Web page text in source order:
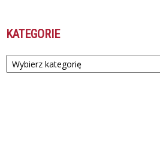
KATEGORIE
Kategorie